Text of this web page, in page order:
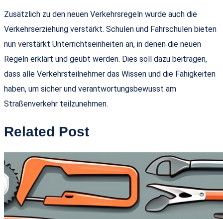
Zusätzlich zu den neuen Verkehrsregeln wurde auch die
Verkehrserziehung verstärkt. Schulen und Fahrschulen bieten
nun verstärkt Unterrichtseinheiten an, in denen die neuen
Regeln erklärt und geübt werden. Dies soll dazu beitragen,
dass alle Verkehrsteilnehmer das Wissen und die Fähigkeiten
haben, um sicher und verantwortungsbewusst am
Straßenverkehr teilzunehmen.
Related Post